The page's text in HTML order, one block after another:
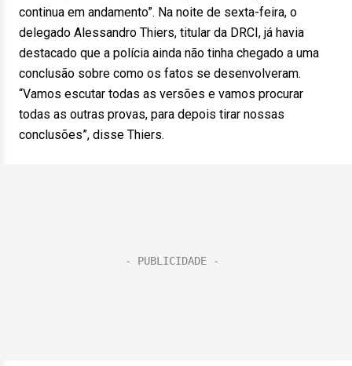
continua em andamento”. Na noite de sexta-feira, o
delegado Alessandro Thiers, titular da DRCI, já havia
destacado que a polícia ainda não tinha chegado a uma
conclusão sobre como os fatos se desenvolveram.
“Vamos escutar todas as versões e vamos procurar
todas as outras provas, para depois tirar nossas
conclusões”, disse Thiers.